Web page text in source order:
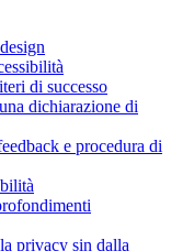
di successo
dichiarazione di
e procedura di
privacy sin dalla